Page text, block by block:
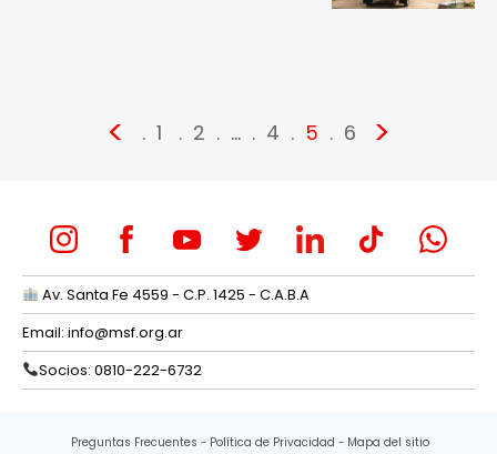
< 1 2 … 4 5 6 >
Av. Santa Fe 4559 - C.P. 1425 - C.A.B.A
Email: info@msf.org.ar
Socios: 0810-222-6732
Preguntas Frecuentes Política de Privacidad Mapa del sitio